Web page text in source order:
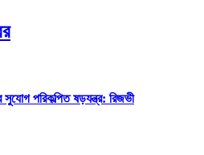
পরিকল্পিত ষড়যন্ত্র: রিজভী